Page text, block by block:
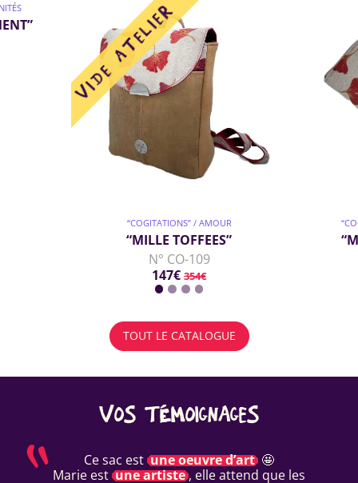
“COGITATIONS” / AMOUR
“MILLE TOFFEES”
N° CO-109
147€ 354€
TOUT LE CATALOGUE
VOS TÉMOIGNAGES
Ce sac est une oeuvre d’art 🤩
Marie est une artiste , elle attend que les